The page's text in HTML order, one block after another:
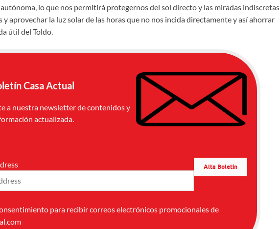
lo que nos permitirá protegernos del sol directo y las miradas indiscretas
y aprovechar la luz solar de las horas que no nos incida directamente y así ahorrar
útil del Toldo.
Casa Actual
a nuestra newsletter de contenidos y
actualizada.
para recibir correos electrónicos promocionales de